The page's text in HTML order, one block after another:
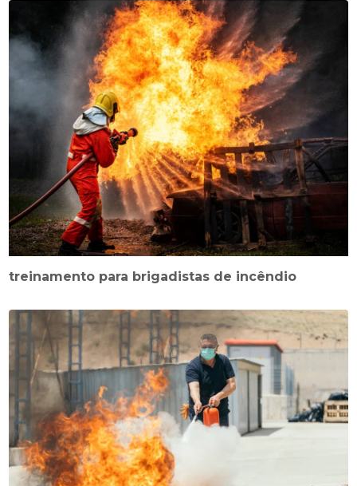
treinamento para brigadistas de incêndio